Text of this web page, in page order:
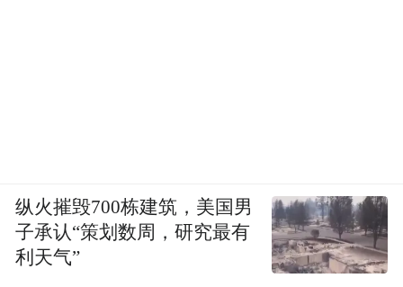
纵火摧毁700栋建筑，美国男
子承认“策划数周，研究最有
利天气”